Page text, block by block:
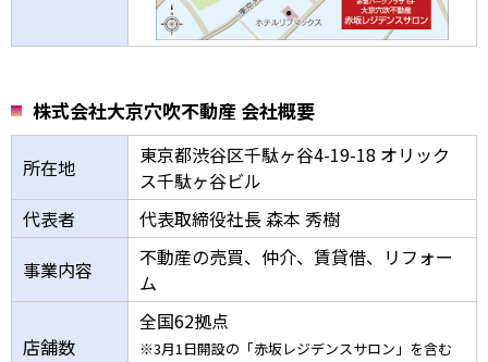
株式会社大京穴吹不動産 会社概要
所在地
東京都渋谷区千駄ヶ谷4-19-18 オリック
ス千駄ヶ谷ビル
代表者
代表取締役社長 森本 秀樹
事業内容
不動産の売買、仲介、賃貸借、リフォー
ム
店舗数
全国62拠点
※3月1日開設の「赤坂レジデンスサロン」を含む